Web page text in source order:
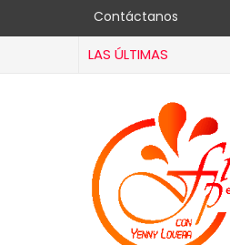
Contáctanos
LAS ÚLTIMAS